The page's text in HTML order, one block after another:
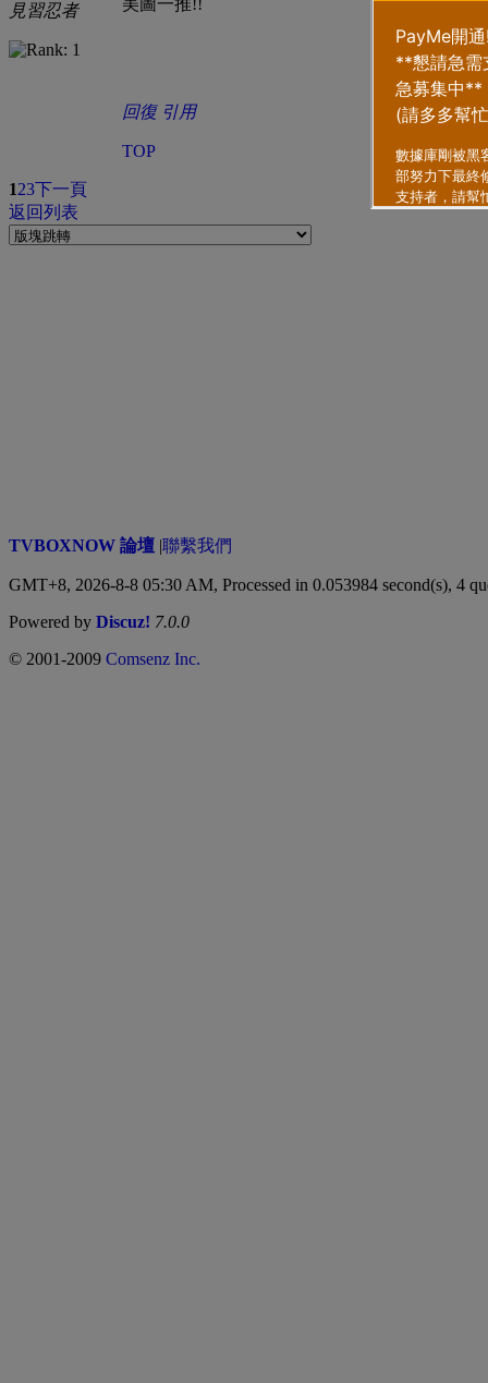
見習忍者
美圖一推!!
回復 引用
TOP
123下一頁
返回列表
TVBOXNOW 論壇 |聯繫我們
GMT+8, 2026-8-8 05:30 AM, Processed in 0.053984 second(s), 4
Powered by Discuz! 7.0.0
© 2001-2009 Comsenz Inc.